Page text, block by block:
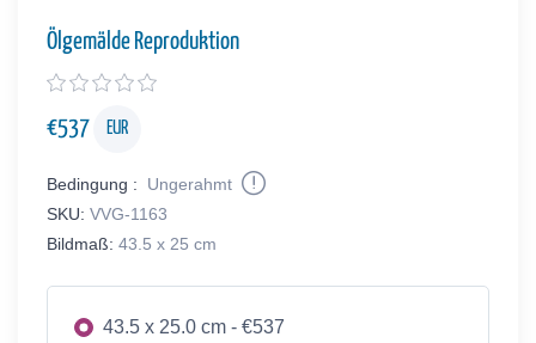
Ölgemälde Reproduktion
€537 EUR
Bedingung :
Ungerahmt
SKU: VVG-1163
Bildmaß: 43.5 x 25 cm
43.5 x 25.0 cm - €537